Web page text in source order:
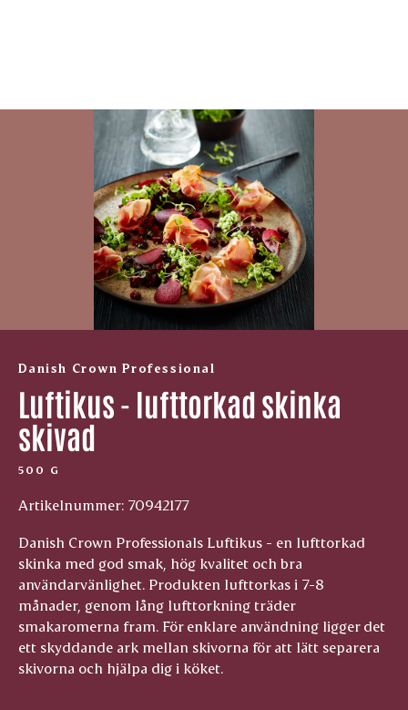
Danish Crown Professional
Luftikus - lufttorkad skinka
skivad
500 G
Artikelnummer: 70942177
Danish Crown Professionals Luftikus - en lufttorkad
skinka med god smak, hög kvalitet och bra
användarvänlighet. Produkten lufttorkas i 7-8
månader, genom lång lufttorkning träder
smakaromerna fram. För enklare användning ligger det
ett skyddande ark mellan skivorna för att lätt separera
skivorna och hjälpa dig i köket.